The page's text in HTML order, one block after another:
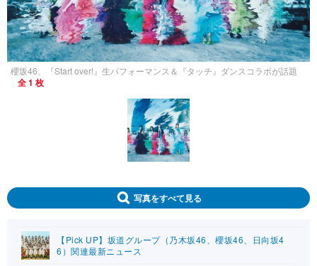
櫻坂46、『Start over!』生パフォーマンス＆『タッチ』ダンスコラボが話題
全 1 枚
写真をすべて見る
【Pick UP】坂道グループ（乃木坂46、櫻坂46、日向坂4
6）関連最新ニュース